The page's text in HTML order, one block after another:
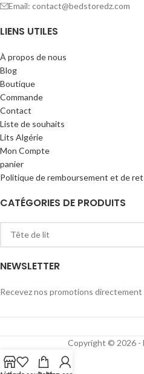
Email: contact@bedstoredz.com
LIENS UTILES
À propos de nous
Blog
Boutique
Commande
Contact
Liste de souhaits
Lits Algérie
Mon Compte
panier
Politique de remboursement et de
CATÉGORIES DE PRODUITS
NEWSLETTER
Recevez nos promotions
Copyright © 2026 -